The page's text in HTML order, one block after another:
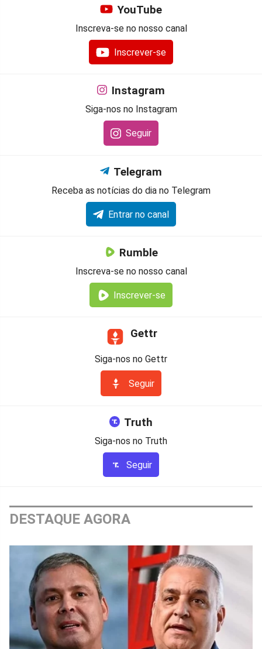
YouTube
Inscreva-se no nosso canal
Inscrever-se
Instagram
Siga-nos no Instagram
Seguir
Telegram
Receba as notícias do dia no Telegram
Entrar no canal
Rumble
Inscreva-se no nosso canal
Inscrever-se
Gettr
Siga-nos no Gettr
Seguir
Truth
Siga-nos no Truth
Seguir
DESTAQUE AGORA